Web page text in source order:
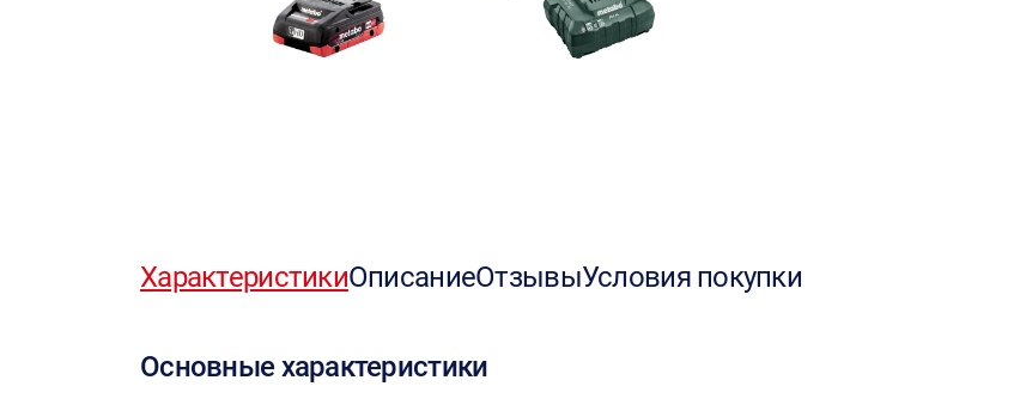
ХарактеристикиОписаниеОтзывыУсловия покупки
Основные характеристики